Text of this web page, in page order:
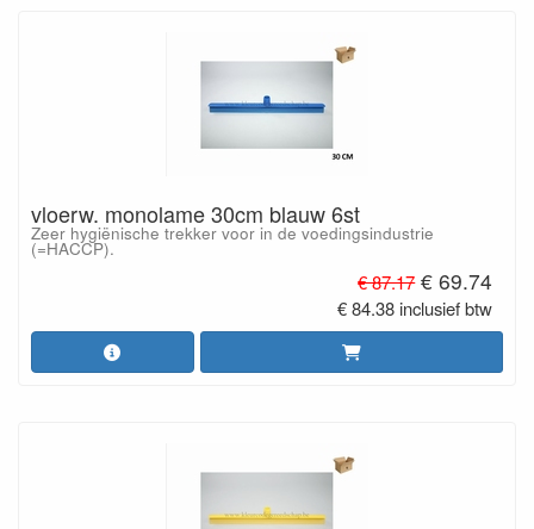
vloerw. monolame 30cm blauw 6st
Zeer hygiënische trekker voor in de voedingsindustrie
(=HACCP).
€ 87.17 € 69.74
€ 84.38 inclusief btw